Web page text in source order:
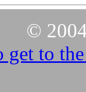
©
get to